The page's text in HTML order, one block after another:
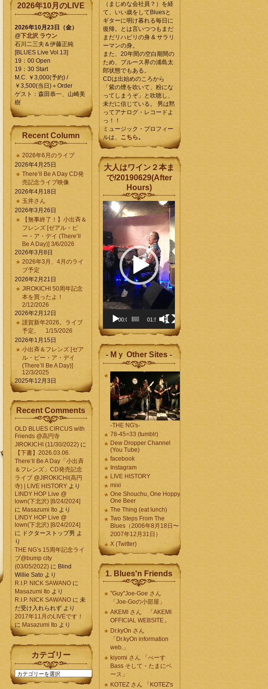
2026年10月のLIVE
2026年10月23日（金）
@下北沢 ラウン
石川二三夫＆伊藤正純
[BLUES Live Vol.13]
19：00 Open
19：30 Start
M.C. ￥3,000(予約) /
￥3,500(当日)＋Order
ゲスト：森田恭一、山崎美
樹
Recent Column
2026年6月のライブ
2026年4月25日
There’ll Be A Day CD発
売記念ライブ映像
2026年4月18日
玉井さん
2026年3月26日
【無事終了！】小出斉＆
フレンズ [ゼアル・ビ
ー・ア・デイ (There’ll
Be A Day)] 3/6/2026
2026年3月8日
2026年3月、4月のライ
ブ予定
2026年2月21日
JIROKICHI 50周年記念
本を買ったよ！
2/12/2026
2026年2月12日
謹賀新年2026。ライブ
予定。 1/15/2026
2026年1月15日
小出斉＆フレンズ [ゼア
ル・ビー・ア・デイ
(There’ll Be A Day)]
12/3/2025
2025年12月3日
Recent Comments
OLD BLUES CIRCUS with
Friends @高円寺
JIROKICHI (11/30/2022) に
【下書】2026.03.06.
There’ll Be A Day「小出斉
＆フレンズ」CD発売記念
ライブ @JIROKICHI(高円
寺) | LIVE HISTORY より
LINDY HOP Live @
lown(下北沢) [8/24/2024]
に Masazumi Ito より
LINDY HOP Live @
lown(下北沢) [8/24/2024]
に ドクターストップ男 よ
り
THE NG’s 15周年記念ライ
ブ@bump city
(03/05/2022) に Blind
Willie Sato より
R.I.P. NICK SAWANO に
Masazumi Ito より
R.I.P. NICK SAWANO に 未
だ受け入れられず より
2017年11月のLIVEです！
に Masazumi Ito より
カテゴリー
カ
テ
（まじめな会社員？）を経
て、いい歳をしてBluesと
ギターに明け暮れる毎日に
復帰。とは言いつつもまだ
まだリハビリの身 & サラリ
ーマンの身。
また、20年間の空白期間の
ため、ブルース界の浦島太
郎状態でもある。
CDは出始めのころから
「紫の煙を吹いて、粉にな
ってしまうぞ」と吹聴し、
未だに信じている。 男は黙
ってアナログ・レコードよ
っ！！
ミュージック・プロフィー
ルは、 こちら。
大人はワイン２本ま
で/20190629(After
Hours)
動
画
レ
ー
ヤ
ー
00:00 01:58
- Mｙ Other Sites -
-THE NG's-
78-45=33 (tumblr)
Dew Dropper Channel
(You Tube)
facebook
Instagram
LIVE HISTORY
mixi
One Shouchu, One Hoppy.
One Beer
The Thing (eat lunch)
Two Steps From The
Blues（2006年8月18日〜
2007年12月31日）
X (Twitter)
1. Blues'n Friends
"Guy"Joe-Goe さん
「Joe-Goの小部屋」
AKEMI さん 「AKEMI
OFFICIAL WEBSITE」
Dr.kyOn さん
「Dr.kyOn information
web.」
kiyomi さん 「べーす
Bass そして・たまにベ
ース」
KOTEZ さん 「KOTEZ's